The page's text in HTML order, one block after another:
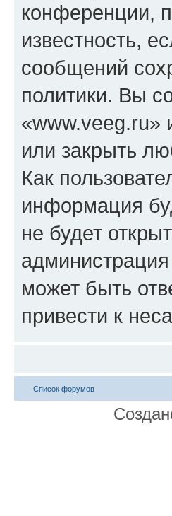
конференции,
известность,
сообщений
политики. Вы
«www.veeg.ru»
или закрыть
Как
информация
не будет
может быть
привести к
Список форумов